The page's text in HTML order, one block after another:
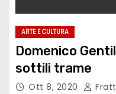
ARTE E CULTURA
Domenico
sottili trame
Ott 8, 2020